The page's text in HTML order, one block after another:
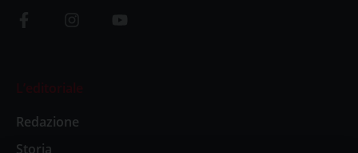
L’editoriale
Redazione
Storia